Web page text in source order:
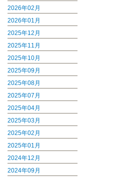
2026年02月
2026年01月
2025年12月
2025年11月
2025年10月
2025年09月
2025年08月
2025年07月
2025年04月
2025年03月
2025年02月
2025年01月
2024年12月
2024年09月